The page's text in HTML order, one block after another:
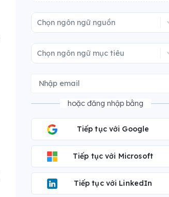
Chọn ngôn ngữ nguồn
Chọn ngôn ngữ mục tiêu
hoặc đăng nhập bằng
Tiếp tục với Google
Tiếp tục với Microsoft
Tiếp tục với LinkedIn